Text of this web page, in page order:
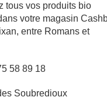
tous vos produits bio
votre magasin
entre Romans et
58 89 18
Soubredioux